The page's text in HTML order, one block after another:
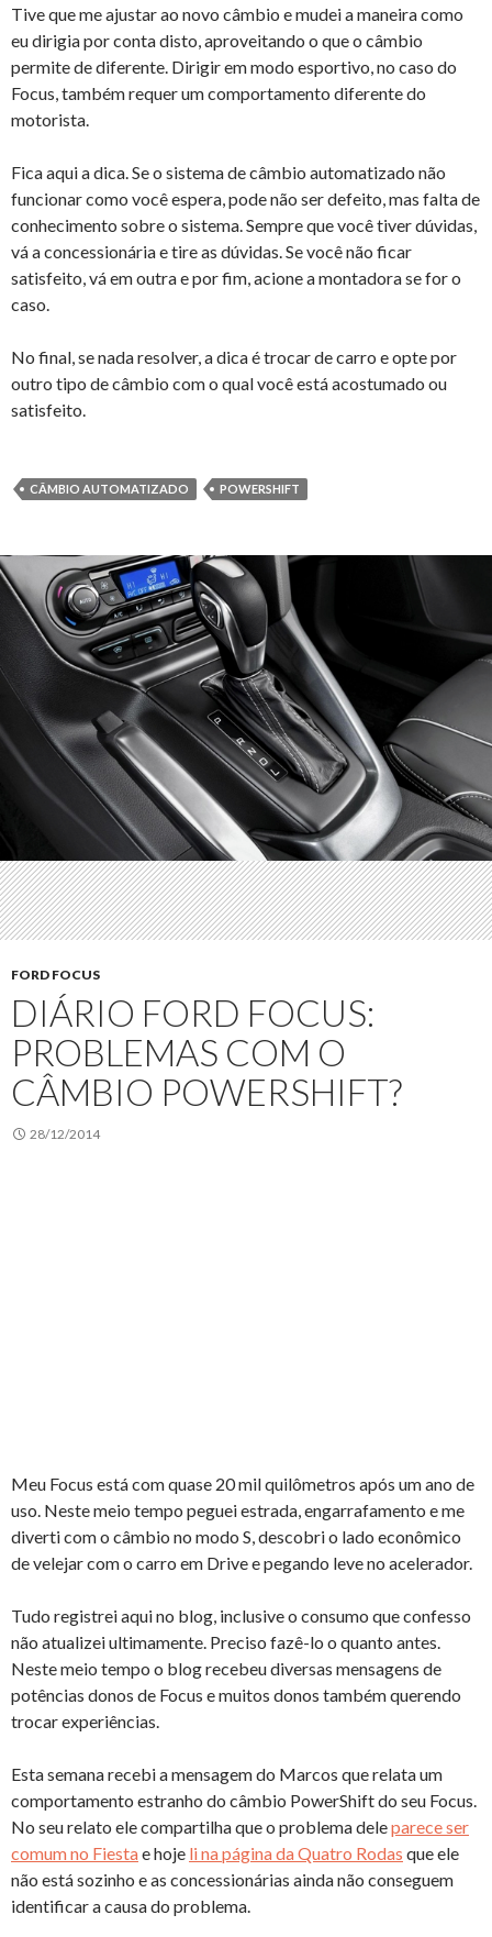
Tive que me ajustar ao novo câmbio e mudei a maneira como
eu dirigia por conta disto, aproveitando o que o câmbio
permite de diferente. Dirigir em modo esportivo, no caso do
Focus, também requer um comportamento diferente do
motorista.
Fica aqui a dica. Se o sistema de câmbio automatizado não
funcionar como você espera, pode não ser defeito, mas falta de
conhecimento sobre o sistema. Sempre que você tiver dúvidas,
vá a concessionária e tire as dúvidas. Se você não ficar
satisfeito, vá em outra e por fim, acione a montadora se for o
caso.
No final, se nada resolver, a dica é trocar de carro e opte por
outro tipo de câmbio com o qual você está acostumado ou
satisfeito.
CÂMBIO AUTOMATIZADO POWERSHIFT
FORD FOCUS
DIÁRIO FORD FOCUS:
PROBLEMAS COM O
CÂMBIO POWERSHIFT?
28/12/2014
Meu Focus está com quase 20 mil quilômetros após um ano de
uso. Neste meio tempo peguei estrada, engarrafamento e me
diverti com o câmbio no modo S, descobri o lado econômico
de velejar com o carro em Drive e pegando leve no acelerador.
Tudo registrei aqui no blog, inclusive o consumo que confesso
não atualizei ultimamente. Preciso fazê-lo o quanto antes.
Neste meio tempo o blog recebeu diversas mensagens de
potências donos de Focus e muitos donos também querendo
trocar experiências.
Esta semana recebi a mensagem do Marcos que relata um
comportamento estranho do câmbio PowerShift do seu Focus.
No seu relato ele compartilha que o problema deleparece ser
comum no Fiestae hoje li na página da Quatro Rodas que ele
não está sozinho e as concessionárias ainda não conseguem
identificar a causa do problema.